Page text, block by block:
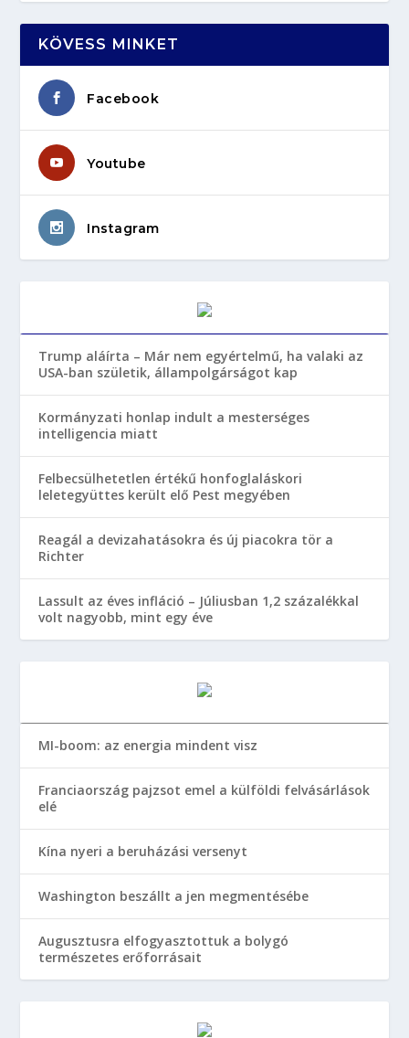
KÖVESS MINKET
Facebook
Youtube
Instagram
Trump aláírta – Már nem egyértelmű, ha valaki az
USA-ban születik, állampolgárságot kap
Kormányzati honlap indult a mesterséges
intelligencia miatt
Felbecsülhetetlen értékű honfoglaláskori
leletegyüttes került elő Pest megyében
Reagál a devizahatásokra és új piacokra tör a
Richter
Lassult az éves infláció – Júliusban 1,2 százalékkal
volt nagyobb, mint egy éve
MI-boom: az energia mindent visz
Franciaország pajzsot emel a külföldi felvásárlások
elé
Kína nyeri a beruházási versenyt
Washington beszállt a jen megmentésébe
Augusztusra elfogyasztottuk a bolygó
természetes erőforrásait